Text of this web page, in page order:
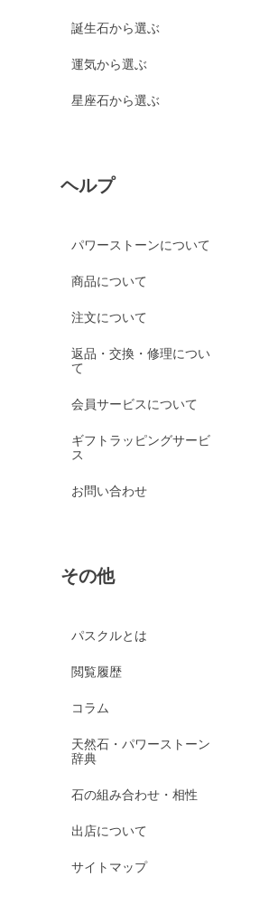
誕生石から選ぶ
運気から選ぶ
星座石から選ぶ
ヘルプ
パワーストーンについて
商品について
注文について
返品・交換・修理につい
て
会員サービスについて
ギフトラッピングサービ
ス
お問い合わせ
その他
パスクルとは
閲覧履歴
コラム
天然石・パワーストーン
辞典
石の組み合わせ・相性
出店について
サイトマップ